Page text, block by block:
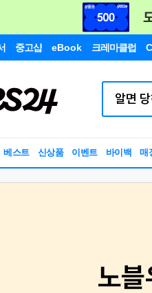
중고샵 eBook 크레마클럽
베스트 신상품 이벤트 바이백 매